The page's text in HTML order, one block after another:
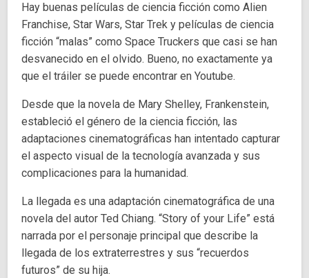
Hay buenas películas de ciencia ficción como Alien
Franchise, Star Wars, Star Trek y películas de ciencia
ficción “malas” como Space Truckers que casi se han
desvanecido en el olvido. Bueno, no exactamente ya
que el tráiler se puede encontrar en Youtube.
Desde que la novela de Mary Shelley, Frankenstein,
estableció el género de la ciencia ficción, las
adaptaciones cinematográficas han intentado capturar
el aspecto visual de la tecnología avanzada y sus
complicaciones para la humanidad.
La llegada es una adaptación cinematográfica de una
novela del autor Ted Chiang. “Story of your Life” está
narrada por el personaje principal que describe la
llegada de los extraterrestres y sus “recuerdos
futuros” de su hija.